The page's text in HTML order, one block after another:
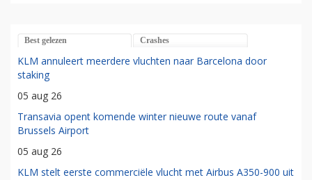
Best gelezen Crashes
KLM annuleert meerdere vluchten naar Barcelona door
staking
05 aug 26
Transavia opent komende winter nieuwe route vanaf
Brussels Airport
05 aug 26
KLM stelt eerste commerciële vlucht met Airbus A350-900 uit